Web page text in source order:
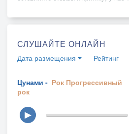
СЛУШАЙТЕ ОНЛАЙН
Дата размещения Рейтинг
Цунами - Рок Прогрессивный
рок
▶